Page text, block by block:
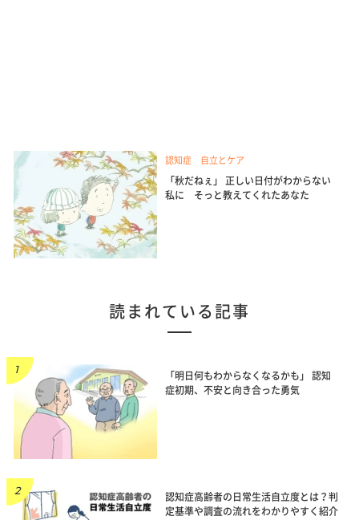
認知症 自立とケア
「秋だねぇ」 正しい日付がわからない
私に そっと教えてくれたあなた
読まれている記事
「明日何もわからなくなるかも」 認知
症初期、不安と向き合った勇気
認知症高齢者の日常生活自立度とは？判
定基準や調査の流れをわかりやすく紹介